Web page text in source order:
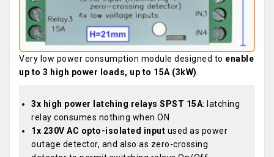
Very low power consumption module designed to enable
up to 3 high power loads, up to 15A (3kW)
3x high power latching relays SPST 15A: latching
relay consumes nothing when ON
1x 230V AC opto-isolated input used as power
outage detector, and also as zero-crossing